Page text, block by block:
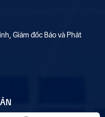
Giám đốc Báo và Phát